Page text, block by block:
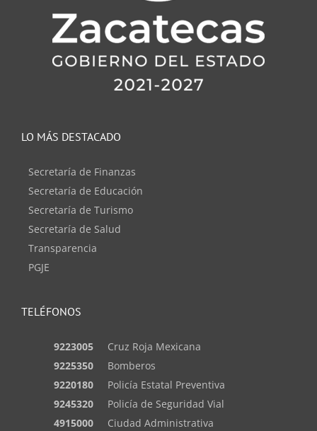
TELÉFONOS
9223005
Cruz Roja Mexicana
9225350
Bomberos
9220180
Policía Estatal Preventiva
9245320
Policía de Seguridad Vial
4915000
Ciudad Administrativa
LO MÁS DESTACADO
Secretaría de Finanzas
Secretaría de Educación
Secretaría de Turismo
Secretaría de Salud
Transparencia
PGJE